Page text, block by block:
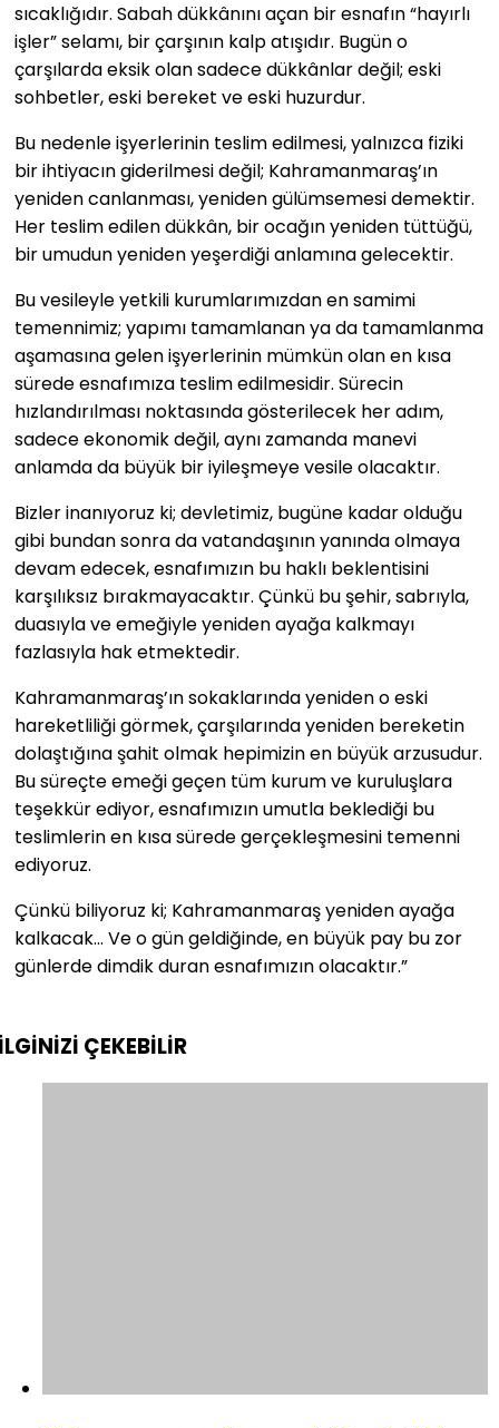
sıcaklığıdır. Sabah dükkânını açan bir esnafın “hayırlı
işler” selamı, bir çarşının kalp atışıdır. Bugün o
çarşılarda eksik olan sadece dükkânlar değil; eski
sohbetler, eski bereket ve eski huzurdur.
Bu nedenle işyerlerinin teslim edilmesi, yalnızca fiziki
bir ihtiyacın giderilmesi değil; Kahramanmaraş’ın
yeniden canlanması, yeniden gülümsemesi demektir.
Her teslim edilen dükkân, bir ocağın yeniden tüttüğü,
bir umudun yeniden yeşerdiği anlamına gelecektir.
Bu vesileyle yetkili kurumlarımızdan en samimi
temennimiz; yapımı tamamlanan ya da tamamlanma
aşamasına gelen işyerlerinin mümkün olan en kısa
sürede esnafımıza teslim edilmesidir. Sürecin
hızlandırılması noktasında gösterilecek her adım,
sadece ekonomik değil, aynı zamanda manevi
anlamda da büyük bir iyileşmeye vesile olacaktır.
Bizler inanıyoruz ki; devletimiz, bugüne kadar olduğu
gibi bundan sonra da vatandaşının yanında olmaya
devam edecek, esnafımızın bu haklı beklentisini
karşılıksız bırakmayacaktır. Çünkü bu şehir, sabrıyla,
duasıyla ve emeğiyle yeniden ayağa kalkmayı
fazlasıyla hak etmektedir.
Kahramanmaraş’ın sokaklarında yeniden o eski
hareketliliği görmek, çarşılarında yeniden bereketin
dolaştığına şahit olmak hepimizin en büyük arzusudur.
Bu süreçte emeği geçen tüm kurum ve kuruluşlara
teşekkür ediyor, esnafımızın umutla beklediği bu
teslimlerin en kısa sürede gerçekleşmesini temenni
ediyoruz.
Çünkü biliyoruz ki; Kahramanmaraş yeniden ayağa
kalkacak… Ve o gün geldiğinde, en büyük pay bu zor
günlerde dimdik duran esnafımızın olacaktır.”
ÇEKEBİLİR